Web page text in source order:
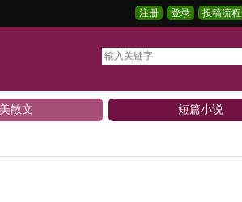
注册 登录 投稿流程
散文 短篇小说